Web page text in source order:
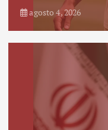
agosto 4, 2026